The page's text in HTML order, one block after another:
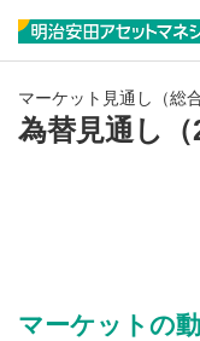
マーケット見通し（総合
為替見通し（
マーケットの